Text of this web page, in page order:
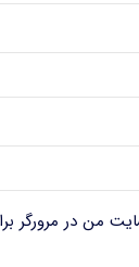
من در مرورگر